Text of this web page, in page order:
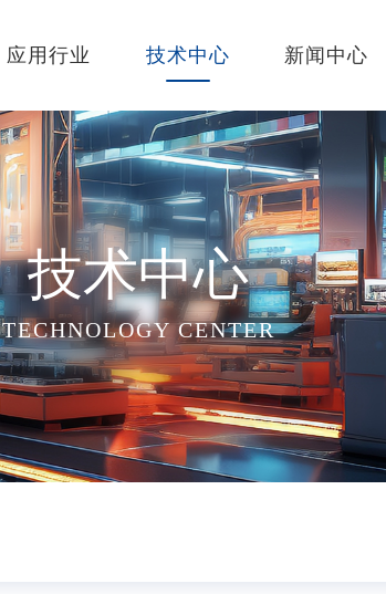
应用行业 技术中心 新闻中心
技术中心
TECHNOLOGY CENTER